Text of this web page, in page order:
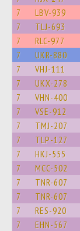
7 LBV-939
7 TLJ-693
7 RLC-977
7 UKR-880
7 VHJ-111
7 UKX-278
7 VHN-400
7 VSE-912
7 TMJ-207
7 TLP-127
7 HKJ-555
7 MCC-502
7 TNR-607
7 TNR-607
7 RES-920
7 EHN-567